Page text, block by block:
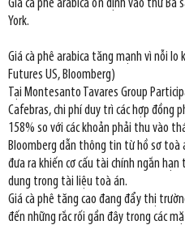
Giá cà phê arabica ổn định vào thứ Ba
York.
Giá cà phê arabica tăng mạnh vì nỗi lo
Futures US, Bloomberg)
Tại Montesanto Tavares Group
Cafebras, chi phí duy trì các hợp đồng
158% so với các khoản phải thu vào
Bloomberg dẫn thông tin từ hồ sơ toà
đưa ra khiến cơ cấu tài chính ngắn hạn
dung trong tài liệu toà án.
Giá cà phê tăng cao đang đẩy thị
đến những rắc rối gần đây trong các